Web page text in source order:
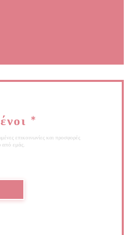
*
επικοινωνίες και προσφορές
από εμάς.